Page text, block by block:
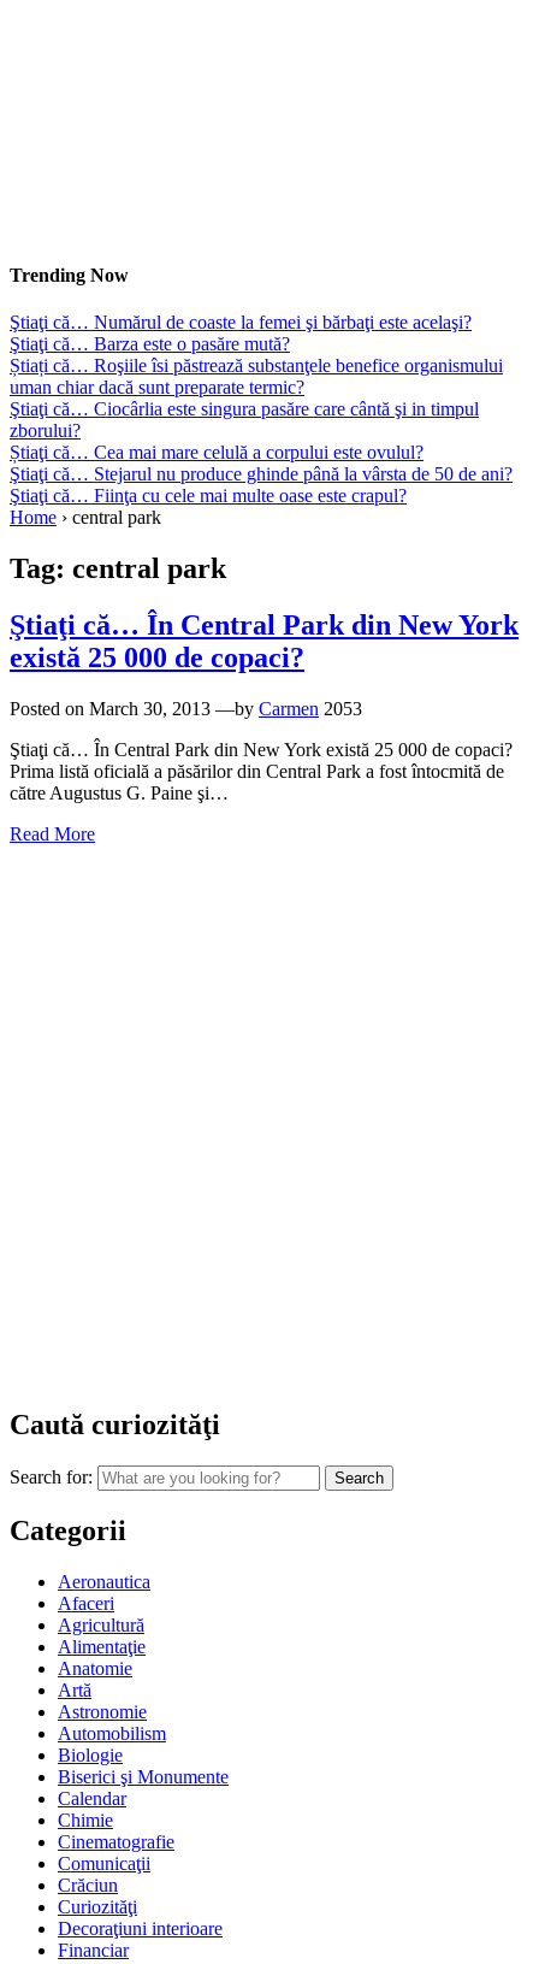
Trending Now
Ştiaţi că… Numărul de coaste la femei şi bărbaţi este acelaşi?
Ştiaţi că… Barza este o pasăre mută?
Știați că… Roşiile îsi păstrează substanţele benefice organismului
uman chiar dacă sunt preparate termic?
Ştiaţi că… Ciocârlia este singura pasăre care cântă şi in timpul
zborului?
Știaţi că… Cea mai mare celulă a corpului este ovulul?
Ştiaţi că… Stejarul nu produce ghinde până la vârsta de 50 de ani?
Ştiaţi că… Fiinţa cu cele mai multe oase este crapul?
Home › central park
Tag: central park
Ştiaţi că… În Central Park din New York
există 25 000 de copaci?
Posted on March 30, 2013 —by Carmen 2053
Ştiaţi că… În Central Park din New York există 25 000 de copaci?
Prima listă oficială a păsărilor din Central Park a fost întocmită de
către Augustus G. Paine şi…
Read More
Caută curiozităţi
Search for:
Categorii
Aeronautica
Afaceri
Agricultură
Alimentaţie
Anatomie
Artă
Astronomie
Automobilism
Biologie
Biserici şi Monumente
Calendar
Chimie
Cinematografie
Comunicaţii
Crăciun
Curiozităţi
Decoraţiuni interioare
Financiar